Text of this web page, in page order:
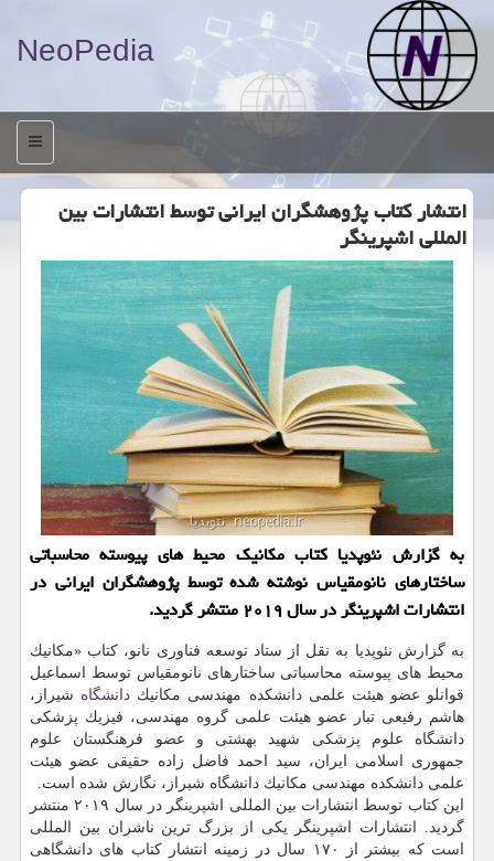
NeoPedia
منو
انتشار كتاب پژوهشگران ایرانی توسط انتشارات بین
المللی اشپرینگر
به گزارش نئوپدیا كتاب مكانیك محیط های پیوسته محاسباتی
ساختارهای نانومقیاس نوشته شده توسط پژوهشگران ایرانی در
انتشارات اشپرینگر در سال ۲۰۱۹ منتشر گردید.
به گزارش نئوپدیا به نقل از ستاد توسعه فناوری نانو، كتاب «مكانیك
محیط های پیوسته محاسباتی ساختارهای نانومقیاس توسط اسماعیل
قوانلو عضو هیئت علمی دانشكده مهندسی مكانیك دانشگاه شیراز،
هاشم رفیعی تبار عضو هیئت علمی گروه مهندسی، فیزیك پزشكی
دانشگاه علوم پزشكی شهید بهشتی و عضو فرهنگستان علوم
جمهوری اسلامی ایران، سید احمد فاضل زاده حقیقی عضو هیئت
علمی دانشكده مهندسی مكانیك دانشگاه شیراز، نگارش شده است.
این كتاب توسط انتشارات بین المللی اشپرینگر در سال ۲۰۱۹ منتشر
گردید. انتشارات اشپرینگر یكی از بزرگ ترین ناشران بین المللی
است كه بیشتر از ۱۷۰ سال در زمینه انتشار كتاب های دانشگاهی